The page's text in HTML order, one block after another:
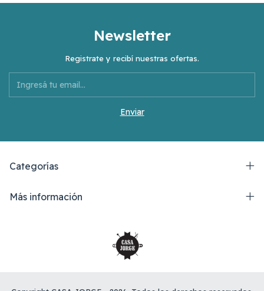
Newsletter
Registrate y recibí nuestras ofertas.
Categorías
Más información